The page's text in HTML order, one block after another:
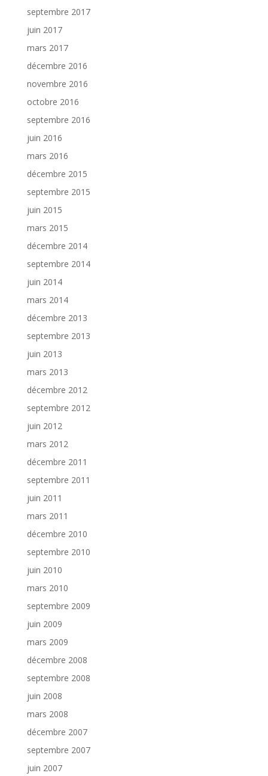
septembre 2017
juin 2017
mars 2017
décembre 2016
novembre 2016
octobre 2016
septembre 2016
juin 2016
mars 2016
décembre 2015
septembre 2015
juin 2015
mars 2015
décembre 2014
septembre 2014
juin 2014
mars 2014
décembre 2013
septembre 2013
juin 2013
mars 2013
décembre 2012
septembre 2012
juin 2012
mars 2012
décembre 2011
septembre 2011
juin 2011
mars 2011
décembre 2010
septembre 2010
juin 2010
mars 2010
septembre 2009
juin 2009
mars 2009
décembre 2008
septembre 2008
juin 2008
mars 2008
décembre 2007
septembre 2007
juin 2007